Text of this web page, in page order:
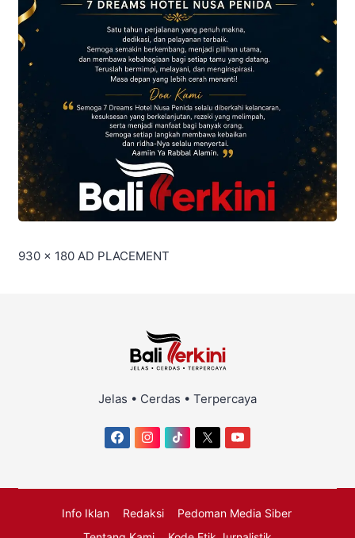
930 x 180 AD PLACEMENT
Jelas • Cerdas • Terpercaya
Info Iklan Redaksi
Pedoman Media Siber